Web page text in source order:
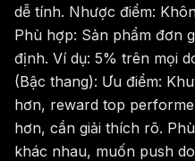
dễ tính. Nhược điểm:
Phù hợp: Sản phẩm đơn
định. Ví dụ: 5% trên mọi
(Bậc thang): Ưu điểm:
hơn, reward top
hơn, cần giải thích rõ.
khác nhau, muốn push